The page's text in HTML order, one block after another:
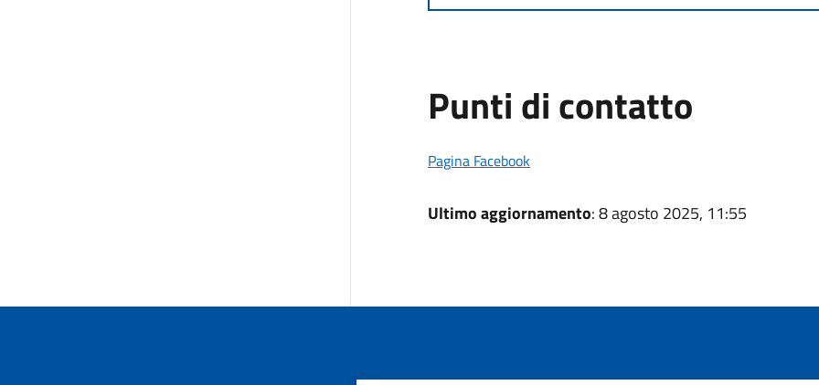
Punti di contatto
Pagina Facebook
Ultimo aggiornamento: 8 agosto 2025, 11:55